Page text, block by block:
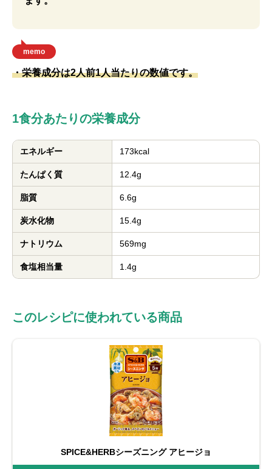
memo
・栄養成分は2人前1人当たりの数値です。
1食分あたりの栄養成分
エネルギー 173kcal
たんぱく質 12.4g
脂質 6.6g
炭水化物 15.4g
ナトリウム 569mg
食塩相当量 1.4g
このレシピに使われている商品
SPICE&HERBシーズニング アヒージョ